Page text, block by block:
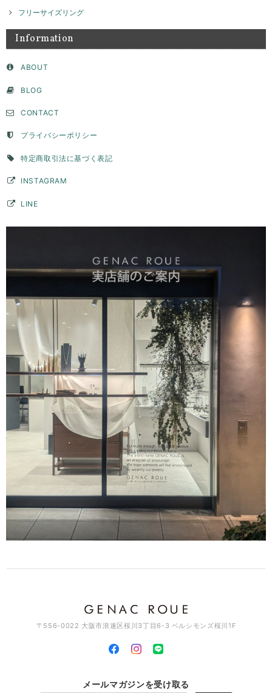
できました。たくさんの問い合わせに真摯にご対応頂きとても感謝して
います。思っていたより、いい意味でデザイン性が高く主張もあり、と
ンを通すこともできたので、リングとして使用できない時はペンダント
トップとして身につけようかなと思っています。ずっと購入を検討して
につけることができてとても満足です。購入して本当に良かったです。
がとうございました。 毎日ご愛用いただいているとの事、
クセサリーとコーディネートして頂いてもさり気なくワン
ポイントで楽しんでいただけます。お手持ちのアイテムと
色んなコーディネート楽しんでください。長くご愛用いた
願いいたします。
バーチャームリング / silver R075
2026/03/28
デザインが素敵で、また丁寧に対応頂きました。
このたびはGENAC ROUEをご愛顧いただきありがとうご
ざいました。 お気に召して頂き大変嬉しく思います。 ま
た機会がございましたらよろしくお願いいたします。 あり
がとうございました。
アソートチャームリング / silver×brass R061
素敵なデザインでとっても可愛いです♡ これから沢山使って行きますね
このたびはGENAC ROUEをご愛顧いただきありがとうご
す。ありがとうございました。
スワッグイヤカフ LSバーティカル / brass C129
フリーサイズリング
Information
ABOUT
BLOG
CONTACT
プライバシーポリシー
特定商取引法に基づく表記
INSTAGRAM
LINE
〒556-0022 大阪市浪速区桜川3丁目6-3 ベルシモンズ桜川1F
メールマガジンを受け取る